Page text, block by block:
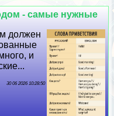
- самые нужные
должен
и
30 06 2026 10:28:50